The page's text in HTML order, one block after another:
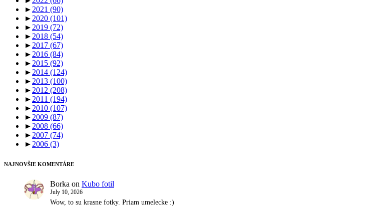
► 2021 (90)
► 2020 (101)
► 2019 (72)
► 2018 (54)
► 2017 (67)
► 2016 (84)
► 2015 (92)
► 2014 (124)
► 2013 (100)
► 2012 (208)
► 2011 (194)
► 2010 (107)
► 2009 (87)
► 2008 (66)
► 2007 (74)
► 2006 (3)
NAJNOVŠIE KOMENTÁRE
Borka on Kubo fotil
July 10, 2026
Wow, to su krasne fotky. Priam umelecke :)